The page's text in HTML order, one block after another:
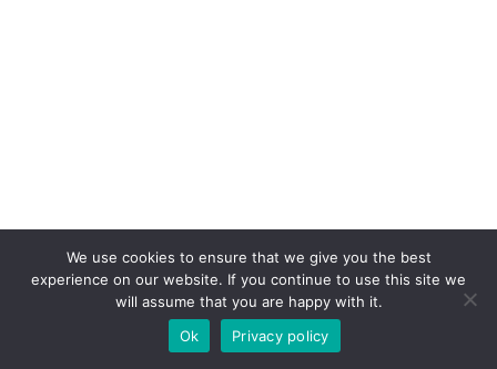
We use cookies to ensure that we give you the best
experience on our website. If you continue to use this site we
will assume that you are happy with it.
Ok
Privacy policy